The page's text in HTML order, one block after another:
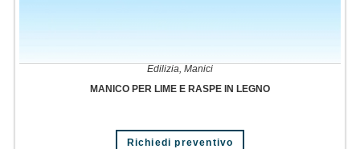
Edilizia Manici
MANICO PER LIME E RASPE IN LEGNO
Richiedi preventivo